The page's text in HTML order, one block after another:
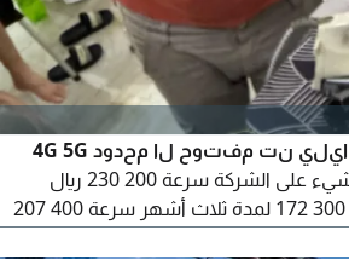
انترنت ألياف موبايلي نت مفتوح لا محدود 4G 5G
مودم تمديد تسليك كل شيء على الشركة سرعة 200 230 ريال
شهريا مدى الحياة سرعة 300 172 لمدة ثلاث أشهر سرعة 400 207